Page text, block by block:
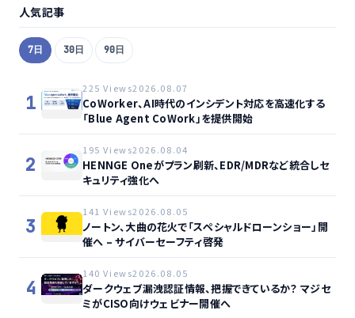
人気記事
7日 30日 90日
1
225 Views2026.08.07
CoWorker、AI時代のインシデント対応を高速化する
「Blue Agent CoWork」を提供開始
2
195 Views2026.08.04
HENNGE Oneがプラン刷新、EDR/MDRなど統合しセ
キュリティ強化へ
3
141 Views2026.08.05
ノートン、大曲の花火で「スペシャルドローンショー」開
催へ – サイバーセーフティ啓発
4
140 Views2026.08.05
ダークウェブ漏洩認証情報、把握できているか？ マジセ
ミがCISO向けウェビナー開催へ